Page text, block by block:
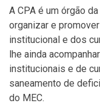
A CPA é um órgão
organizar e
institucional e dos
lhe ainda
institucionais e de
saneamento de
do MEC.